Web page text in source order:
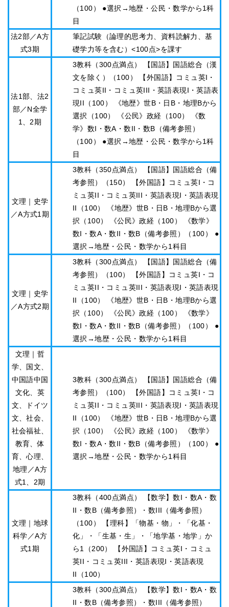
（100） ●選択→地歴・公民・数学から1科
目
法2部／A方
式3期
筆記試験（論理的思考力、資料読解力、基
礎学力等を含む）<100点>を課す
法1部、法2
部／N全学
1、2期
3教科（300点満点） 【国語】国語総合（漢
文を除く）（100） 【外国語】コミュ英I・
コミュ英II・コミュ英III・英語表現I・英語表
現II（100） 《地歴》世B・日B・地理Bから
選択（100） 《公民》政経（100） 《数
学》数I・数A・数II・数B（備考参照）
（100） ●選択→地歴・公民・数学から1科
目
文理｜史学
／A方式1期
3教科（350点満点） 【国語】国語総合（備
考参照）（150） 【外国語】コミュ英I・コ
ミュ英II・コミュ英III・英語表現I・英語表現
II（100） 《地歴》世B・日B・地理Bから選
択（100） 《公民》政経（100） 《数学》
数I・数A・数II・数B（備考参照）（100） ●
選択→地歴・公民・数学から1科目
文理｜史学
／A方式2期
3教科（300点満点） 【国語】国語総合（備
考参照）（100） 【外国語】コミュ英I・コ
ミュ英II・コミュ英III・英語表現I・英語表現
II（100） 《地歴》世B・日B・地理Bから選
択（100） 《公民》政経（100） 《数学》
数I・数A・数II・数B（備考参照）（100） ●
選択→地歴・公民・数学から1科目
文理｜哲
学、国文、
中国語中国
文化、英
文、ドイツ
文、社会、
社会福祉、
教育、体
育、心理、
地理／A方
式1、2期
3教科（300点満点） 【国語】国語総合（備
考参照）（100） 【外国語】コミュ英I・コ
ミュ英II・コミュ英III・英語表現I・英語表現
II（100） 《地歴》世B・日B・地理Bから選
択（100） 《公民》政経（100） 《数学》
数I・数A・数II・数B（備考参照）（100） ●
選択→地歴・公民・数学から1科目
文理｜地球
科学／A方
式1期
3教科（400点満点） 【数学】数I・数A・数
II・数B（備考参照）・数III（備考参照）
（100） 【理科】「物基・物」・「化基・
化」・「生基・生」・「地学基・地学」か
ら1（200） 【外国語】コミュ英I・コミュ
英II・コミュ英III・英語表現I・英語表現
II（100）
3教科（300点満点） 【数学】数I・数A・数
II・数B（備考参照）・数III（備考参照）